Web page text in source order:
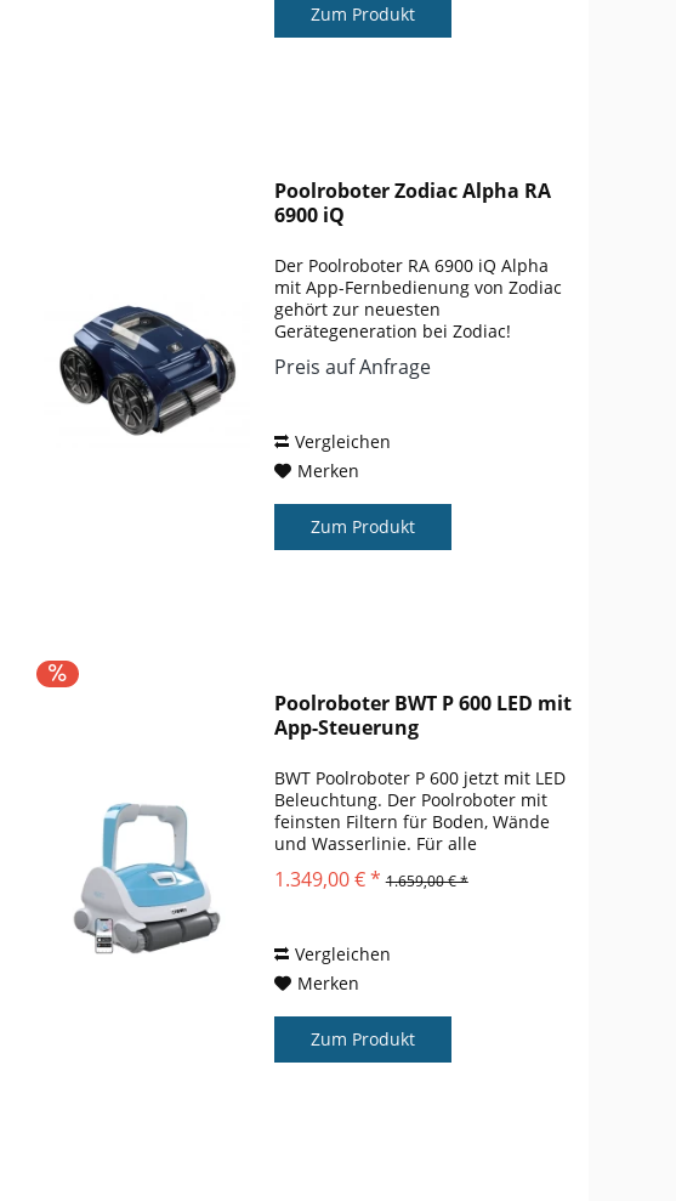
Zum Produkt
Poolroboter Zodiac Alpha RA
6900 iQ
Der Poolroboter RA 6900 iQ Alpha
mit App-Fernbedienung von Zodiac
gehört zur neuesten
Gerätegeneration bei Zodiac!
Fernbedienung: Den RA 6900 iQ
Preis auf Anfrage
Vergleichen
Merken
Zum Produkt
Poolroboter BWT P 600 LED mit
App-Steuerung
BWT Poolroboter P 600 jetzt mit LED
Beleuchtung. Der Poolroboter mit
feinsten Filtern für Boden, Wände
und Wasserlinie. Für alle
Beckentypen geeignet Der BWT
Poolroboter P 600 ist das Topmodell
1.349,00 € * 1.659,00 € *
Vergleichen
Merken
Zum Produkt